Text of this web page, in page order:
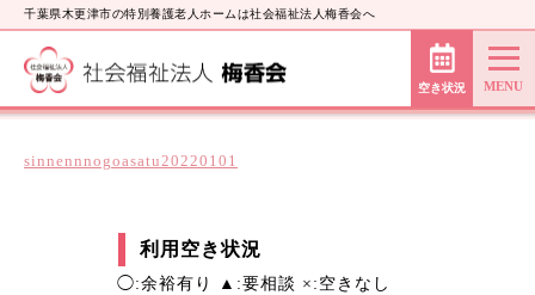
千葉県木更津市の特別養護老人ホームは社会福祉法人梅香会へ
空き状況
利用空き状況
◯:余裕有り ▲:要相談 ×:空きなし
sinnennnogoasatu20220101